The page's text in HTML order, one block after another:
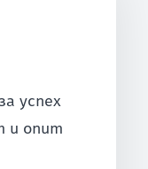
успех
и опит